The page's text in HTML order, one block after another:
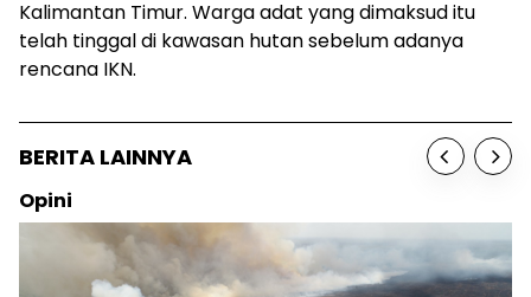
Kalimantan Timur. Warga adat yang dimaksud itu
telah tinggal di kawasan hutan sebelum adanya
rencana IKN.
BERITA LAINNYA
Opini